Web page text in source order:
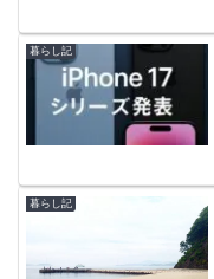
暮らし記
暮らし記